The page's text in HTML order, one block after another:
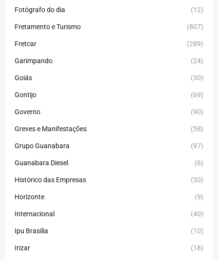
Fotógrafo do dia (12)
Fretamento e Turismo (807)
Fretcar (289)
Garimpando (24)
Goiás (30)
Gontijo (69)
Governo (90)
Greves e Manifestações (58)
Grupo Guanabara (97)
Guanabara Diesel (6)
Histórico das Empresas (30)
Horizonte (9)
Internacional (40)
Ipu Brasilia (10)
Irizar (18)